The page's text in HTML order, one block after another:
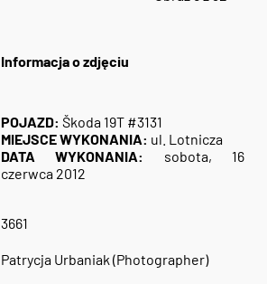
Informacja o zdjęciu
POJAZD: Škoda 19T #3131
MIEJSCE WYKONANIA: ul. Lotnicza
DATA WYKONANIA:
sobota, 16
czerwca 2012
3661
Patrycja Urbaniak (Photographer)